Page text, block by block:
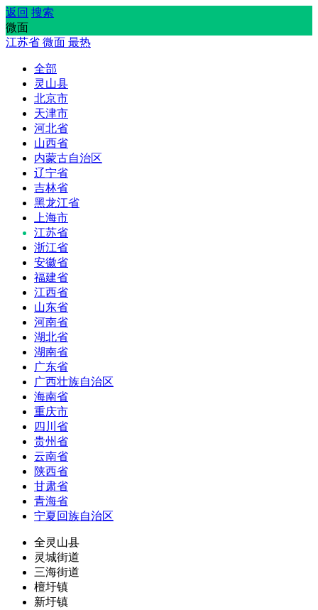
返回 搜索
微面
江苏省 微面 最热
全部
灵山县
北京市
天津市
河北省
山西省
内蒙古自治区
辽宁省
吉林省
黑龙江省
上海市
江苏省
浙江省
安徽省
福建省
江西省
山东省
河南省
湖北省
湖南省
广东省
广西壮族自治区
海南省
重庆市
四川省
贵州省
云南省
陕西省
甘肃省
青海省
宁夏回族自治区
全灵山县
灵城街道
三海街道
檀圩镇
新圩镇